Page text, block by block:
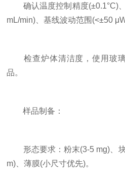
确认温度控制精度(±0.1°C)
mL/min)、基线波动范围(<±50
检查炉体清洁度，使用玻璃
品。
样品制备：
形态要求：粉末(3-5 mg)、块
m)、薄膜(小尺寸优先)。